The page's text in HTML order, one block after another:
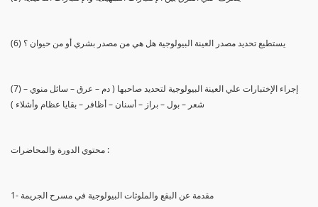
(6) يستطيع تحديد مصدر العينة البيولوجية هل هي من مصدر بشري أو من حيوان ؟
(7) إجراء الإختبارات علي العينة البيولوجية لتحديد صاحبها ( دم – عرق – سائل منوي –
شعر – بول – براز – أسنان – أظافر – بقايا عظام وأشلاء )
محتوي الدورة والمحاضرات :
1- مقدمة عن البقع والملوثات البيولوجية في مسرح الجريمة